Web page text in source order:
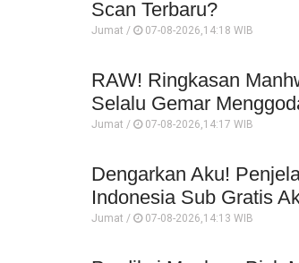
Scan Terbaru?
Jumat / 07-08-2026,14:18 WIB
RAW! Ringkasan
Selalu Gemar
Jumat / 07-08-2026,14:17 WIB
Dengarkan Aku!
Indonesia Sub Gratis
Jumat / 07-08-2026,14:13 WIB